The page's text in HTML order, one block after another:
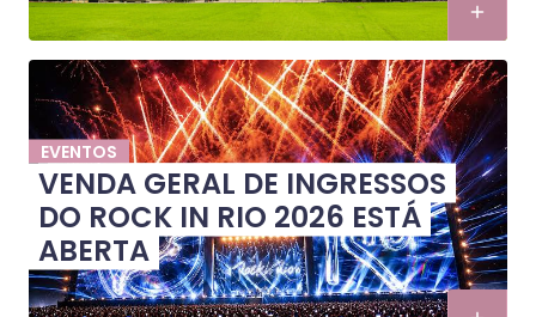
EVENTOS
VENDA GERAL DE INGRESSOS
DO ROCK IN RIO 2026 ESTÁ
ABERTA